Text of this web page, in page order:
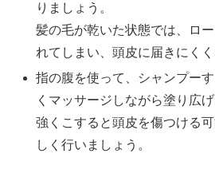
りましょう。
髪の毛が乾いた状態では、ロ
れてしまい、頭皮に届きにくく
指の腹を使って、シャンプー
くマッサージしながら塗り広げ
強くこすると頭皮を傷つける
しく行いましょう。